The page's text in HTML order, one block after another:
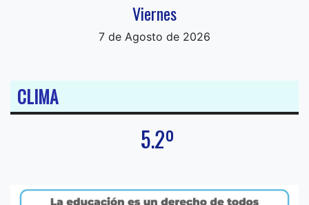
Viernes
7 de Agosto de 2026
CLIMA
5.2º